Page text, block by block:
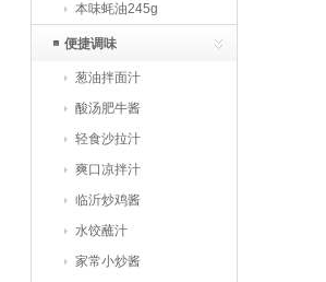
本味蚝油245g
便捷调味
葱油拌面汁
酸汤肥牛酱
轻食沙拉汁
爽口凉拌汁
临沂炒鸡酱
水饺蘸汁
家常小炒酱